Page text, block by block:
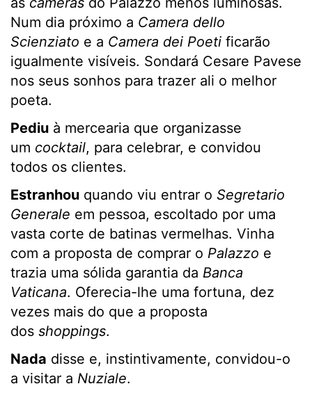
Num dia próximo a Camera dello
Scienziato e a Camera dei Poeti ficarão
igualmente visíveis. Sondará Cesare Pavese
nos seus sonhos para trazer ali o melhor
poeta.
Pediu à mercearia que organizasse
um cocktail, para celebrar, e convidou
todos os clientes.
Estranhou quando viu entrar o Segretario
Generale em pessoa, escoltado por uma
vasta corte de batinas vermelhas. Vinha
com a proposta de comprar o Palazzo e
trazia uma sólida garantia da Banca
Vaticana. Oferecia-lhe uma fortuna, dez
vezes mais do que a proposta
dos shoppings.
Nada disse e, instintivamente, convidou-o
a visitar a Nuziale.